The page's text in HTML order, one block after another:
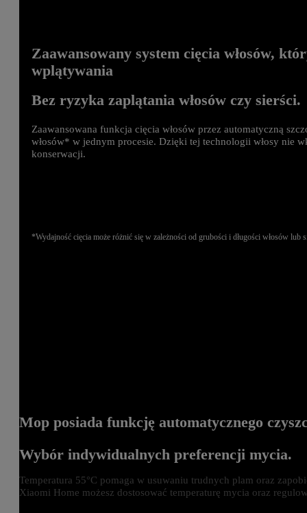
Zaawansowany system cięcia włosów,
wplątywania
Bez ryzyka zaplątania włosów czy sierści.
Zaawansowana funkcja cięcia włosów przez automatyczną
włosów* w jednym procesie. Dzięki tej technologii włosy nie
konserwacji.
*Wydajność cięcia może różnić się w zależności od grubości i długości włosów
Mop posiada funkcję automatycznego
Wybór indywidualnych preferencji mycia.
Temperatura 55°C pomaga w usuwaniu trudnych plam oraz
Xiaomi Home możesz dostosować temperaturę mycia oraz